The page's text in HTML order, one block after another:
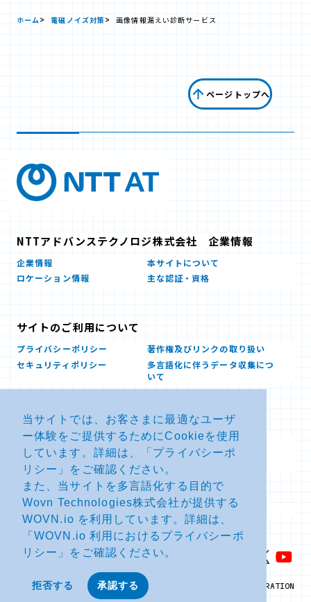
当サイトでは、お客さまに最適なユーザ
ー体験をご提供するためにCookieを使用
しています。詳細は、「 プライバシーポ
リシー 」をご確認ください。
また、当サイトを多言語化する目的で
Wovn Technologies株式会社が提供する
WOVN.io を利用しています。詳細は、
「WOVN.io 利用におけるプライバシーポ
リシー 」をご確認ください。
拒否する 承認する
ホーム 電磁ノイズ対策 画像情報漏えい診断サービス
ページトップへ
NTTアドバンステクノロジ株式会社 企業情報
企業情報
本サイトについて
ロケーション情報
主な認証・資格
サイトのご利用について
プライバシーポリシー
著作権及びリンクの取り扱い
セキュリティポリシー
多言語化に伴うデータ収集につ
いて
お問い合せ
よくあるお問い合わせFAQ
SDSダウンロード
製品・サービスに関する重要な
お知らせ
その他のお問い合わせ
サイトマップ
© NTT ADVANCED TECHNOLOGY CORPORATION